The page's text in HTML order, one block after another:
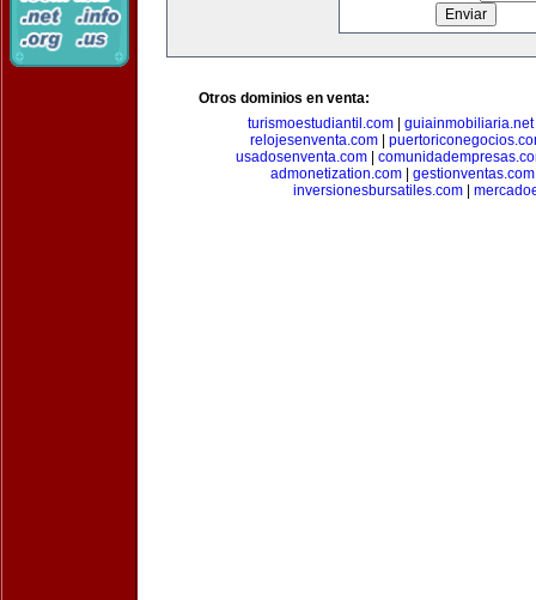
Otros dominios en venta:
turismoestudiantil.com| guiainmobiliaria.net
relojesenventa.com|
usadosenventa.com|
admonetization.com| gestionventas.com
inversionesbursatiles.com|